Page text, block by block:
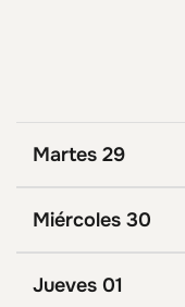
Martes 29
Miércoles 30
Jueves 01